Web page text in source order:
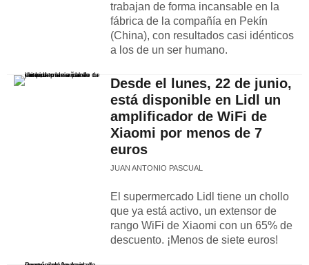
trabajan de forma incansable en la
fábrica de la compañía en Pekín
(China), con resultados casi idénticos
a los de un ser humano.
Desde el lunes, 22 de junio,
está disponible en Lidl un
amplificador de WiFi de
Xiaomi por menos de 7
euros
JUAN ANTONIO PASCUAL
El supermercado Lidl tiene un chollo
que ya está activo, un extensor de
rango WiFi de Xiaomi con un 65% de
descuento. ¡Menos de siete euros!